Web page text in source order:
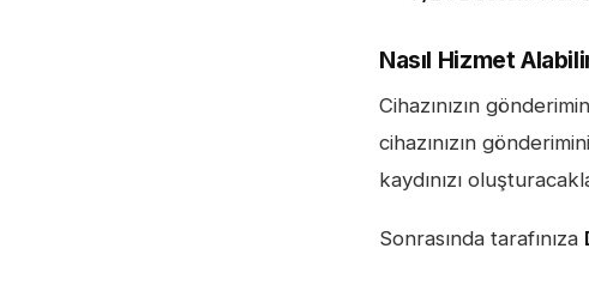
Nasıl Hizmet
Cihazınızın
cihazınızın
kaydınızı
Sonrasında tarafınıza